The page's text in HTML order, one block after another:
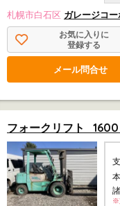
札幌市白石区 ガレージコ
お気に入りに
登録する
メール問合せ
フォークリフト
※